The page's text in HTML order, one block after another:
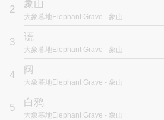
那里。时过境迁，爷爷奶奶和分家的我们
子已经被摧毁，一座座新房拔地而起，外
挡住。是的，象山的人们富裕了起来，但
心非的话，和愤世嫉俗的谎。那里的人们
像他们一样自信，什么都没有却也能抬头
眼中「我」的一切是虚假且不切实际的，
里，甚至不带一丝留念。”
2 象山
大象暮地Elephant Grave - 象山
3 谎
大象暮地Elephant Grave - 象山
4 阀
大象暮地Elephant Grave - 象山
5 白鸦
大象暮地Elephant Grave - 象山